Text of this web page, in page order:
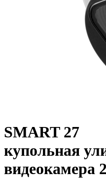
SMART 27
купольная
видеокамера